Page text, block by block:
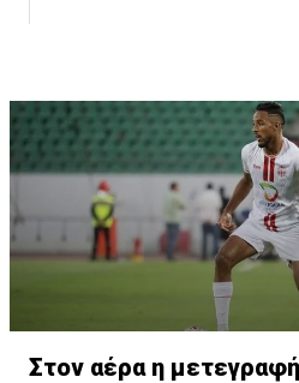
Στον αέρα η